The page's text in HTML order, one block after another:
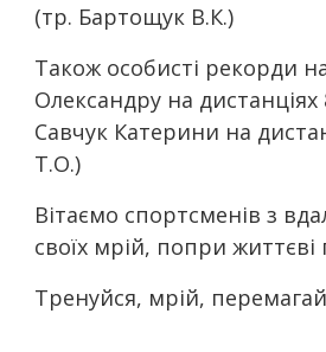
(тр. Бартощук В.К.)
Також особисті рекорди
Олександру на дистанціях
Савчук Катерини на
Т.О.)
Вітаємо спортсменів з
своїх мрій, попри
Тренуйся, мрій,